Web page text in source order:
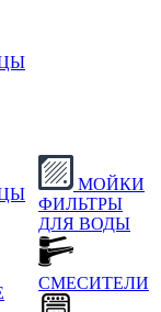
МОЙКИ
ФИЛЬТРЫ
ДЛЯ ВОДЫ
СМЕСИТЕЛИ